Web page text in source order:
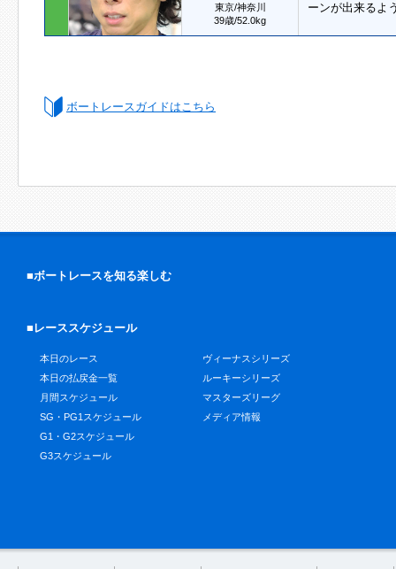
東京/神奈川
39歳/52.0kg
ーンが出来る
ボートレースガイドはこちら
■ボートレースを知る楽しむ
■レーススケジュール
本日のレース
本日の払戻金一覧
月間スケジュール
SG・PG1スケジュール
G1・G2スケジュール
G3スケジュール
ヴィーナスシリーズ
ルーキーシリーズ
マスターズリーグ
メディア情報